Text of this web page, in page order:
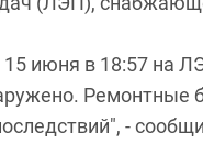
15 июня в 18:57 на
Ремонтные
-